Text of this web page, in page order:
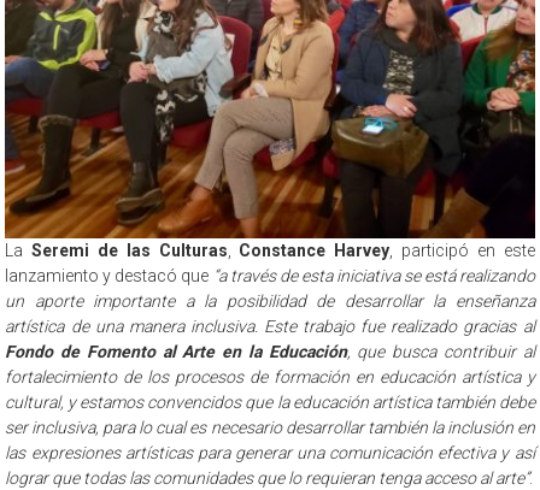
LaSeremi de las Culturas, Constance Harvey, participó en este
lanzamiento y destacó que “a través de esta iniciativa se está realizando
un aporte importante a la posibilidad de desarrollar la enseñanza
artística de una manera inclusiva. Este trabajo fue realizado gracias al
Fondo de Fomento al Arte en la Educación, que busca contribuir al
fortalecimiento de los procesos de formación en educación artística y
cultural, y estamos convencidos que la educación artística también debe
ser inclusiva, para lo cual es necesario desarrollar también la inclusión en
las expresiones artísticas para generar una comunicación efectiva y así
lograr que todas las comunidades que lo requieran tenga acceso al arte”.